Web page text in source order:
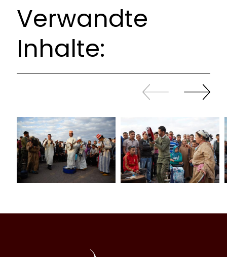
Verwandte
Inhalte:
Zurück
sliden
Weiter
sliden